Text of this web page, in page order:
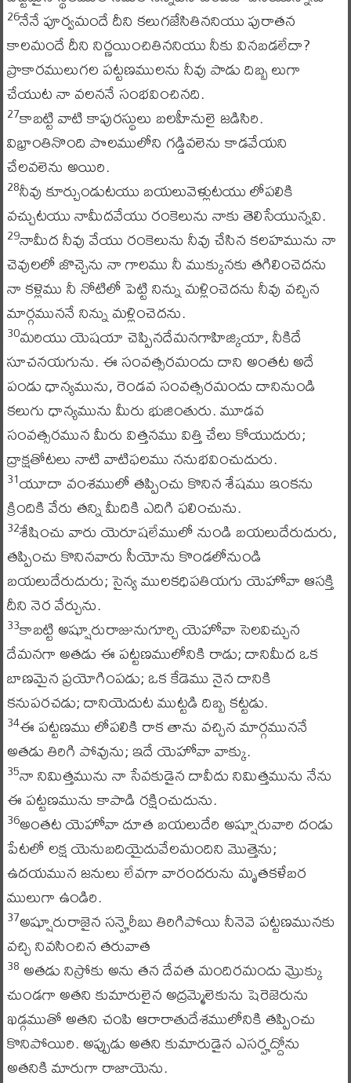
26నేనే పూర్వమందే దీని కలుగజేసితిననియు పురాతన
కాలమందే దీని నిర్ణయించితిననియు నీకు వినబడలేదా?
ప్రాకారములుగల పట్టణములను నీవు పాడు దిబ్బ లుగా
చేయుట నా వలననే సంభవించినది.
27కాబట్టి వాటి కాపురస్థులు బలహీనులై జడిసిరి.
విభ్రాంతినొంది పొలములోని గడ్డివలెను కాడవేయని
చేలవలెను అయిరి.
28నీవు కూర్చుండుటయు బయలువెళ్లుటయు లోపలికి
వచ్చుటయు నామీదవేయు రంకెలును నాకు తెలిసేయున్నవి.
29నామీద నీవు వేయు రంకెలును నీవు చేసిన కలహమును నా
చెవులలో జొచ్చెను నా గాలము నీ ముక్కునకు తగిలించెదను
నా కళ్లెము నీ నోటిలో పెట్టి నిన్ను మళ్లించెదను నీవు వచ్చిన
మార్గముననే నిన్ను మళ్లించెదను.
30మరియు యెషయా చెప్పినదేమనగాహిజ్కియా, నీకిదే
సూచనయగును. ఈ సంవత్సరమందు దాని అంతట అదే
పండు ధాన్యమును, రెండవ సంవత్సరమందు దానినుండి
కలుగు ధాన్యమును మీరు భుజింతురు. మూడవ
సంవత్సరమున మీరు విత్తనము విత్తి చేలు కోయుదురు;
ద్రాక్షతోటలు నాటి వాటిఫలము ననుభవించుదురు.
31యూదా వంశములో తప్పించు కొనిన శేషము ఇంకను
క్రిందికి వేరు తన్ని మీదికి ఎదిగి ఫలించును.
32శేషించు వారు యెరూషలేములో నుండి బయలుదేరుదురు,
తప్పించు కొనినవారు సీయోను కొండలోనుండి
బయలుదేరుదురు; సైన్య ములకధిపతియగు యెహోవా ఆసక్తి
దీని నెర వేర్చును.
33కాబట్టి అష్షూరురాజునుగూర్చి యెహోవా సెలవిచ్చున
దేమనగా అతడు ఈ పట్టణములోనికి రాడు; దానిమీద ఒక
బాణమైన ప్రయోగింపడు; ఒక కేడెము నైన దానికి
కనుపరచడు; దానియెదుట ముట్టడి దిబ్బ కట్టడు.
34ఈ పట్టణము లోపలికి రాక తాను వచ్చిన మార్గముననే
అతడు తిరిగి పోవును; ఇదే యెహోవా వాక్కు.
35నా నిమిత్తమును నా సేవకుడైన దావీదు నిమిత్తమును నేను
ఈ పట్టణమును కాపాడి రక్షించుదును.
36అంతట యెహోవా దూత బయలుదేరి అష్షూరువారి దండు
పేటలో లక్ష యెనుబదియైదువేలమందిని మొత్తెను;
ఉదయమున జనులు లేవగా వారందరును మృతకళేబర
ములుగా ఉండిరి.
37అష్షూరురాజైన సన్హెరీబు తిరిగిపోయి నీనెవె పట్టణమునకు
వచ్చి నివసించిన తరువాత
38 అతడు నిస్రోకు అను తన దేవత మందిరమందు మ్రొక్కు
చుండగా అతని కుమారులైన అద్రమ్మెలెకును షెరెజెరును
ఖడ్గముతో అతని చంపి ఆరారాతుదేశములోనికి తప్పించు
కొనిపోయిరి. అప్పుడు అతని కుమారుడైన ఎసర్హద్దోను
అతనికి మారుగా రాజాయెను.